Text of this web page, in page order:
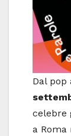
Dal
celebre
a Roma